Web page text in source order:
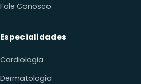
Fale Conosco
Especialidades
Cardiologia
Dermatologia